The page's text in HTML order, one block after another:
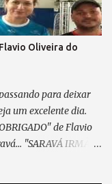
do que se pode
minha escola
colhi e cumpri
Por cada passo em
Vê mais do q...
Oliveira do
para deixar
um excelente dia.
de Flavio
"SARAVÁ IRMÃO